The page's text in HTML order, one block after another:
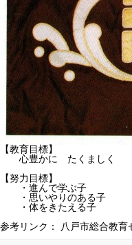
【教育目標】
心豊かに たくましく
【努力目標】
・進んで学ぶ子
・思いやりのある子
・体をきたえる子
参考リンク： 八戸市総合教育